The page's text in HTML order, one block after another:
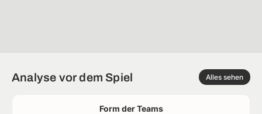
Analyse vor dem Spiel Alles sehen
Form der Teams